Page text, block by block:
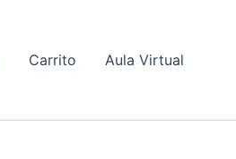
Carrito Aula Virtual